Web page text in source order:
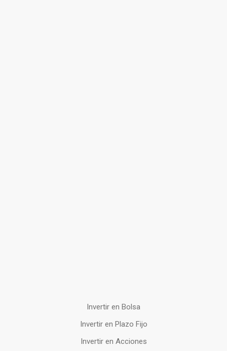
Invertir en Bolsa
Invertir en Plazo Fijo
Invertir en Acciones